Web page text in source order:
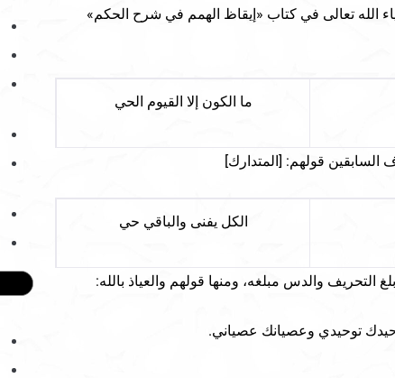
الله تعالى في كتاب «إيقاظ الهمم في شرح الحكم»
ما الكون إلا القيوم الحي
قولهم: [المتدارك]
الكل يفنى والباقي حي
التحريف والدس مبلغه، ومنها قولهم والعياذ بالله:
توحيدي وعصيانك عصياني.